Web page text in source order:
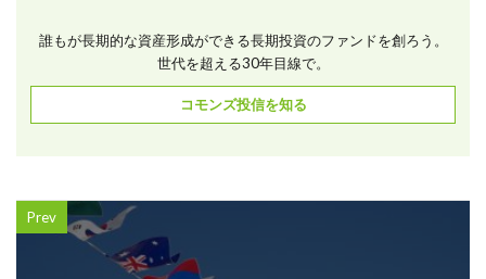
誰もが長期的な資産形成ができる長期投資のファンドを創ろう。
世代を超える30年目線で。
コモンズ投信を知る
Prev